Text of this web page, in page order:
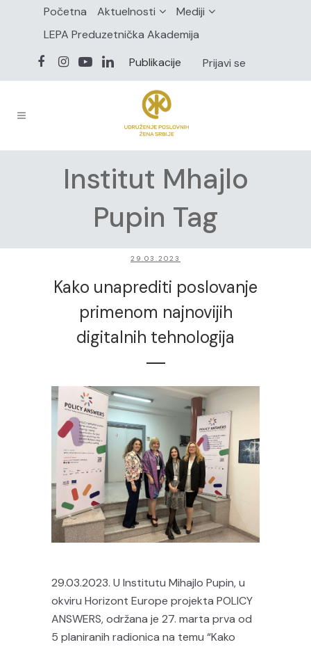
Početna Aktuelnosti
Mediji
LEPA Preduzetnička Akademija
Publikacije
Prijavi se
Institut Mhajlo
Pupin Tag
29.03.2023
Kako unaprediti poslovanje
primenom najnovijih
digitalnih tehnologija
29.03.2023. U Institutu Mihajlo Pupin, u
okviru Horizont Europe projekta POLICY
ANSWERS, održana je 27. marta prva od
5 planiranih radionica na temu “Kako